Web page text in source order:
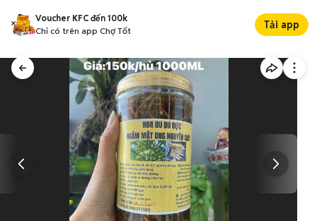
Voucher KFC đến 100k
Chỉ có trên app Chợ Tốt
Tải app